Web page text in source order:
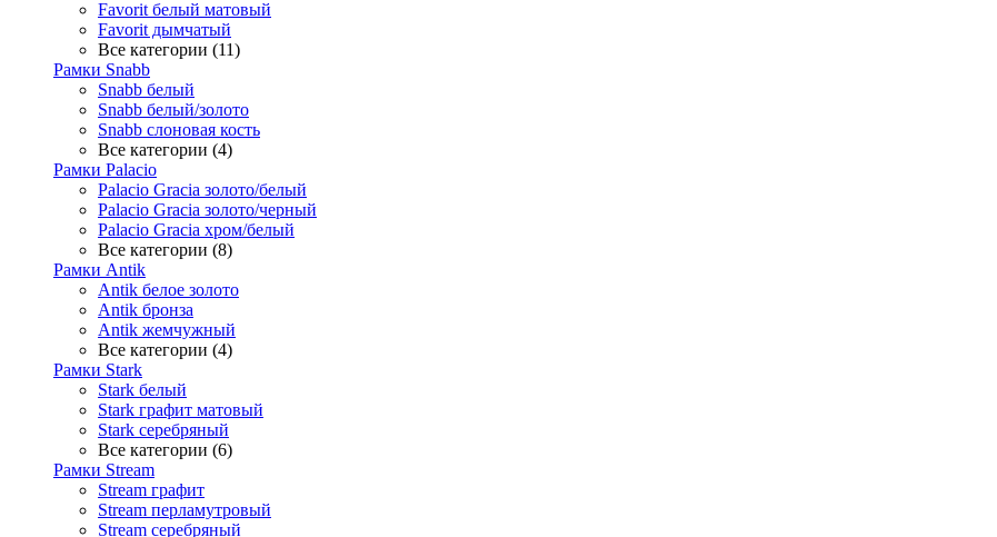
Favorit белый матовый
Favorit дымчатый
Все категории (11)
Рамки Snabb
Snabb белый
Snabb белый/золото
Snabb слоновая кость
Все категории (4)
Рамки Palacio
Palacio Gracia золото/белый
Palacio Gracia золото/черный
Palacio Gracia хром/белый
Все категории (8)
Рамки Antik
Antik белое золото
Antik бронза
Antik жемчужный
Все категории (4)
Рамки Stark
Stark белый
Stark графит матовый
Stark серебряный
Все категории (6)
Рамки Stream
Stream графит
Stream перламутровый
Stream серебряный